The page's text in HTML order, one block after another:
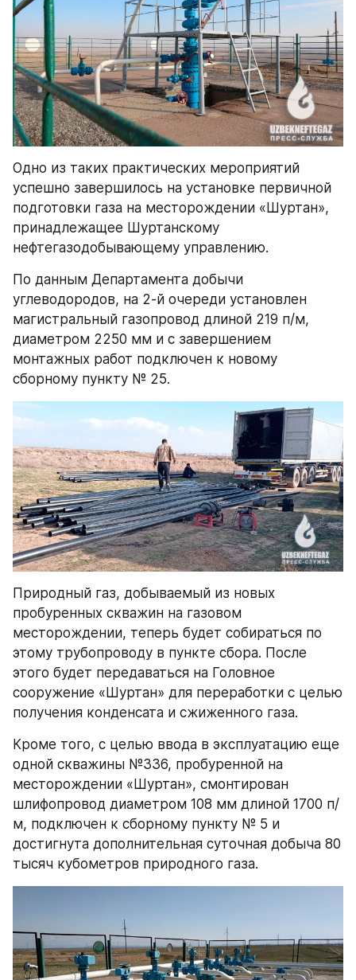
Одно из таких практических мероприятий
успешно завершилось на установке первичной
подготовки газа на месторождении «Шуртан»,
принадлежащее Шуртанскому
нефтегазодобывающему управлению.
По данным Департамента добычи
углеводородов, на 2-й очереди установлен
магистральный газопровод длиной 219 п/м,
диаметром 2250 мм и с завершением
монтажных работ подключен к новому
сборному пункту № 25.
Природный газ, добываемый из новых
пробуренных скважин на газовом
месторождении, теперь будет собираться по
этому трубопроводу в пункте сбора. После
этого будет передаваться на Головное
сооружение «Шуртан» для переработки с целью
получения конденсата и сжиженного газа.
Кроме того, с целью ввода в эксплуатацию еще
одной скважины №336, пробуренной на
месторождении «Шуртан», смонтирован
шлифопровод диаметром 108 мм длиной 1700 п/
м, подключен к сборному пункту № 5 и
достигнута дополнительная суточная добыча 80
тысяч кубометров природного газа.